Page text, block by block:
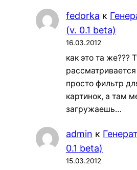
fedorka к
(v. 0.1 beta)
16.03.2012
как это та же???
просто фильтр
картинок, а там
загружаешь…
admin к
0.1 beta)
15.03.2012